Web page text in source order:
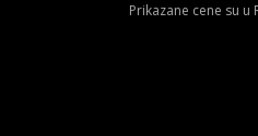
Prikazane cene su